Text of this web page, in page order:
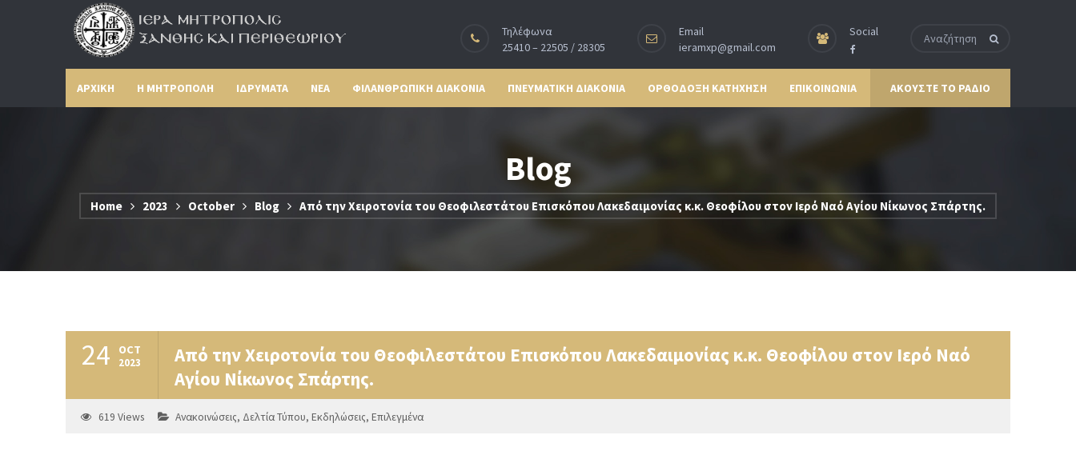
Τηλέφωνα
25410 – 22505 / 28305
Email
ieramxp@gmail.com
Social
ΑΡΧΙΚΗ Η ΜΗΤΡΟΠΟΛΗ ΙΔΡΥΜΑΤΑ ΝΕΑ ΦΙΛΑΝΘΡΩΠΙΚΗ ΔΙΑΚΟΝΙΑ ΠΝΕΥΜΑΤΙΚΗ ΔΙΑΚΟΝΙΑ ΟΡΘΟΔΟΞΗ ΚΑΤΗΧΗΣΗ ΕΠΙΚΟΙΝΩΝΙΑ ΑΚΟΥΣΤΕ ΤΟ ΡΑΔΙΟ
Blog
Home 2023 October Blog Από την Χειροτονία του Θεοφιλεστάτου Επισκόπου Λακεδαιμονίας κ.κ. Θεοφίλου στον Ιερό Ναό Αγίου Νίκωνος Σπάρτης.
24 OCT
2023
Από την Χειροτονία του Θεοφιλεστάτου Επισκόπου Λακεδαιμονίας κ.κ. Θεοφίλου στον Ιερό Ναό
Αγίου Νίκωνος Σπάρτης.
619 Views Ανακοινώσεις, Δελτία Τύπου, Εκδηλώσεις, Επιλεγμένα